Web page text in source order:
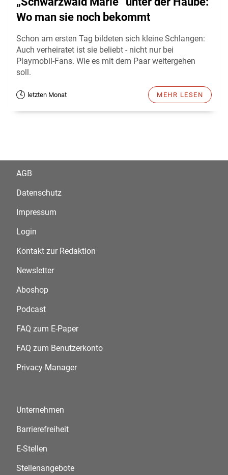
Wo man sie noch bekommt
Schon am ersten Tag bildeten sich kleine Schlangen:
Auch verheiratet ist sie beliebt - nicht nur bei
Playmobil-Fans. Wie es mit dem Paar weitergehen
soll.
letzten Monat MEHR LESEN
AGB
Datenschutz
Impressum
Login
Kontakt zur Redaktion
Newsletter
Aboshop
Podcast
FAQ zum E-Paper
FAQ zum Benutzerkonto
Privacy Manager
Unternehmen
Barrierefreiheit
E-Stellen
Stellenangebote